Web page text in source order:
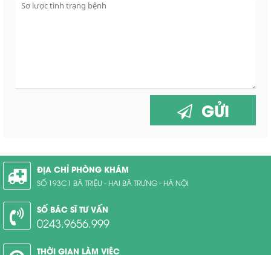
GỬI
ĐỊA CHỈ PHÒNG KHÁM
SỐ 193C1 BÀ TRIỆU - HAI BÀ TRƯNG - HÀ NỘI
SỐ BÁC SĨ TƯ VẤN
0243.9656.999
THỜI GIAN LÀM VIỆC